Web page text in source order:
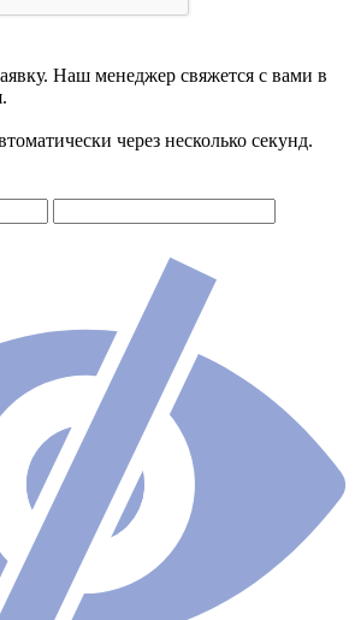
Наш менеджер свяжется с вами в
через несколько секунд.